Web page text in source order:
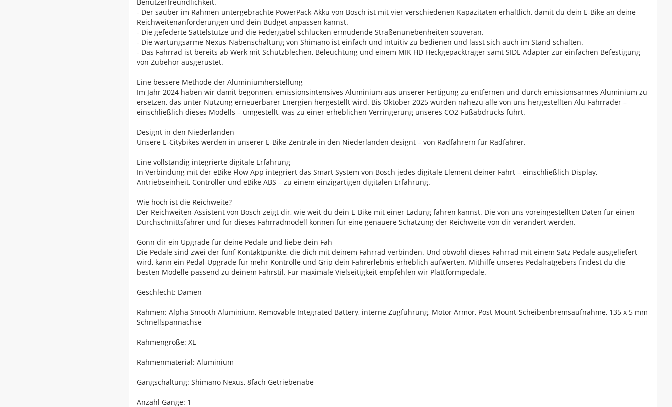
Benutzerfreundlichkeit.
- Der sauber im Rahmen untergebrachte PowerPack-Akku von Bosch ist mit vier verschiedenen Kapazitäten erhältlich, damit du dein E-Bike an deine
Reichweitenanforderungen und dein Budget anpassen kannst.
- Die gefederte Sattelstütze und die Federgabel schlucken ermüdende Straßenunebenheiten souverän.
- Die wartungsarme Nexus-Nabenschaltung von Shimano ist einfach und intuitiv zu bedienen und lässt sich auch im Stand schalten.
- Das Fahrrad ist bereits ab Werk mit Schutzblechen, Beleuchtung und einem MIK HD Heckgepäckträger samt SIDE Adapter zur einfachen Befestigung
von Zubehör ausgerüstet.
Eine bessere Methode der Aluminiumherstellung
Im Jahr 2024 haben wir damit begonnen, emissionsintensives Aluminium aus unserer Fertigung zu entfernen und durch emissionsarmes Aluminium zu
ersetzen, das unter Nutzung erneuerbarer Energien hergestellt wird. Bis Oktober 2025 wurden nahezu alle von uns hergestellten Alu-Fahrräder –
einschließlich dieses Modells – umgestellt, was zu einer erheblichen Verringerung unseres CO2-Fußabdrucks führt.
Designt in den Niederlanden
Unsere E-Citybikes werden in unserer E-Bike-Zentrale in den Niederlanden designt – von Radfahrern für Radfahrer.
Eine vollständig integrierte digitale Erfahrung
In Verbindung mit der eBike Flow App integriert das Smart System von Bosch jedes digitale Element deiner Fahrt – einschließlich Display,
Antriebseinheit, Controller und eBike ABS – zu einem einzigartigen digitalen Erfahrung.
Wie hoch ist die Reichweite?
Der Reichweiten-Assistent von Bosch zeigt dir, wie weit du dein E-Bike mit einer Ladung fahren kannst. Die von uns voreingestellten Daten für einen
Durchschnittsfahrer und für dieses Fahrradmodell können für eine genauere Schätzung der Reichweite von dir verändert werden.
Gönn dir ein Upgrade für deine Pedale und liebe dein Fah
Die Pedale sind zwei der fünf Kontaktpunkte, die dich mit deinem Fahrrad verbinden. Und obwohl dieses Fahrrad mit einem Satz Pedale ausgeliefert
wird, kann ein Pedal-Upgrade für mehr Kontrolle und Grip dein Fahrerlebnis erheblich aufwerten. Mithilfe unseres Pedalratgebers findest du die
besten Modelle passend zu deinem Fahrstil. Für maximale Vielseitigkeit empfehlen wir Plattformpedale.
Geschlecht: Damen
Rahmen: Alpha Smooth Aluminium, Removable Integrated Battery, interne Zugführung, Motor Armor, Post Mount-Scheibenbremsaufnahme, 135 x 5 mm
Schnellspannachse
Rahmengröße: XL
Rahmenmaterial: Aluminium
Gangschaltung: Shimano Nexus, 8fach Getriebenabe
Anzahl Gänge: 1